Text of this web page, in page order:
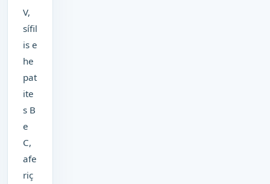
V,
sífil
is e
he
pat
ite
s B
e
C,
afe
riç